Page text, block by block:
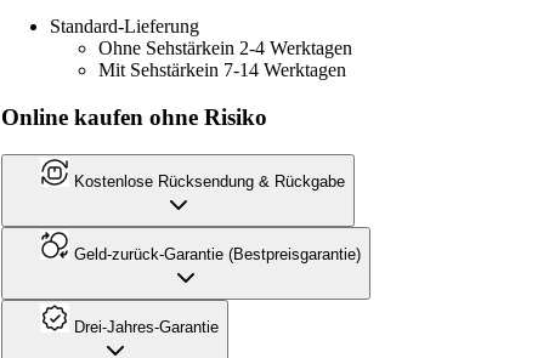
Standard-Lieferung
Ohne Sehstärkein 2-4 Werktagen
Mit Sehstärkein 7-14 Werktagen
Online kaufen ohne Risiko
Kostenlose Rücksendung & Rückgabe
Geld-zurück-Garantie (Bestpreisgarantie)
Drei-Jahres-Garantie